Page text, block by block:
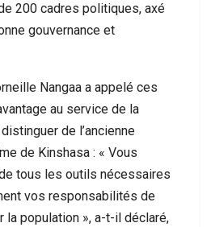
200 cadres politiques, axé
gouvernance et
Nangaa a appelé ces
au service de la
de l’ancienne
de Kinshasa : « Vous
tous les outils nécessaires
vos responsabilités de
population », a-t-il déclaré,